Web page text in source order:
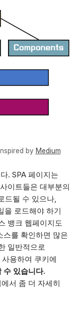
by Medium
. SPA 페이지는
이트들은 대부분의
드될 수 있으나,
을 로드해야 하기
뱅크 웹페이지도
스를 확인하면 많은
일반적으로
용하여 쿠키에
수 있습니다.
서 좀 더 자세히